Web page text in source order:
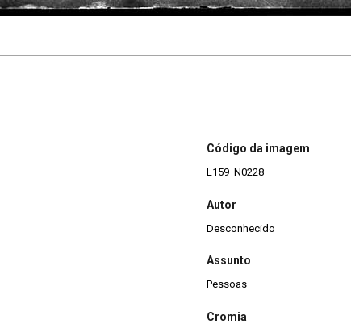
Código da imagem
L159_N0228
Autor
Desconhecido
Assunto
Pessoas
Cromia